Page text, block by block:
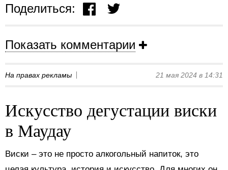
Поделиться:
Показать комментарии
На правах рекламы 21 мая 2024 в 14:31
Искусство дегустации виски
в Маудау
Виски – это не просто алкогольный напиток, это